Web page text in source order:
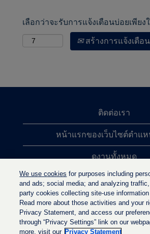
เลือกว่าจะรับการแจ้งเตือนบ่อยเพียง
สร้างการแจ้งเตือน
ติดต่อเรา
หน้าแรกของเว็บไซต์ตำแห
ดูงานทั้งหมด
การค้นหาตำแหน่งงานยอ
นโยบายความเป็นส่วน
We use cookies for purposes including
and ads; social media; and analyzing
party cookies collecting site-use
Read more about those activities and your
Privacy Statement, and access our
through “Privacy Settings” link on our
more, visit our Privacy Statement